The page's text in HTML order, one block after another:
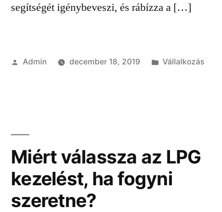
segítségét igénybeveszi, és rábízza a […]
Szerző:
Admin december 18, 2019 Kategória:
Vállalkozás
Miért válassza az LPG
kezelést, ha fogyni
szeretne?